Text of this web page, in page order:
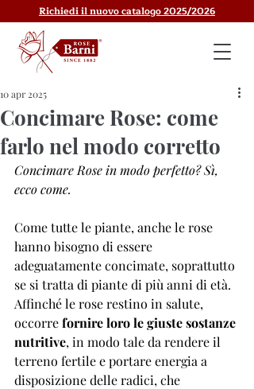
Richiedi il nuovo catalogo 2025/2026
Concimare Rose: come
farlo nel modo corretto
10 apr 2025
Concimare Rose in modo perfetto? Sì,
ecco come.
Come tutte le piante, anche le rose
hanno bisogno di essere
adeguatamente concimate, soprattutto
se si tratta di piante di più anni di età.
Affinché le rose restino in salute,
occorre fornireloro le giuste sostanze
nutritive, in modo tale da rendere il
terreno fertile e portare energia a
disposizione delle radici, che